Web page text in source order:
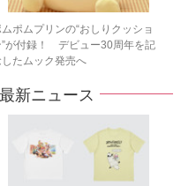
ポムプリンの“おしりクッショ
”が付録！ デビュー30周年を記
したムック発売へ
新ニュース